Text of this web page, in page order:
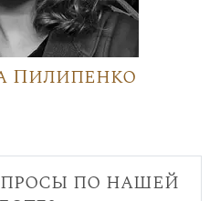
Пилипенко
по нашей